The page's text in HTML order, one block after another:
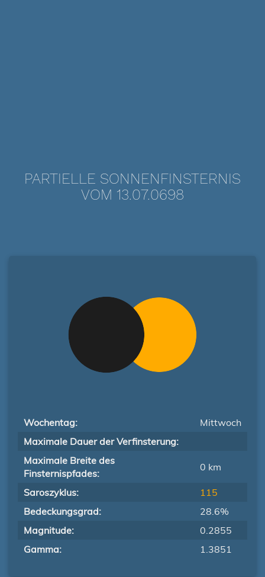
PARTIELLE SONNENFINSTERNIS
VOM 13.07.0698
Wochentag:
Mittwoch
Maximale Dauer der Verfinsterung:
Maximale Breite des
Finsternispfades:
0 km
Saroszyklus:
115
Bedeckungsgrad:
28.6%
Magnitude:
0.2855
Gamma:
1.3851